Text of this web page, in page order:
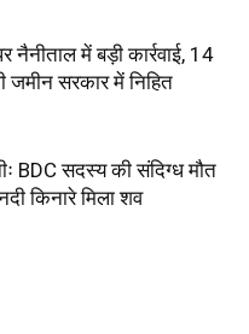
में बड़ी कार्रवाई, 14
जमीन सरकार में निहित
BDC सदस्य की संदिग्ध मौत
किनारे मिला शव